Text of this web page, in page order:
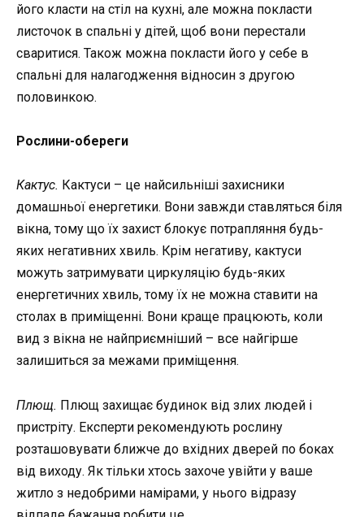
його класти на стіл на кухні, але можна покласти
листочок в спальні у дітей, щоб вони перестали
сваритися. Також можна покласти його у себе в
спальні для налагодження відносин з другою
половинкою.
Рослини-обереги
Кактус. Кактуси – це найсильніші захисники
домашньої енергетики. Вони завжди ставляться біля
вікна, тому що їх захист блокує потрапляння будь-
яких негативних хвиль. Крім негативу, кактуси
можуть затримувати циркуляцію будь-яких
енергетичних хвиль, тому їх не можна ставити на
столах в приміщенні. Вони краще працюють, коли
вид з вікна не найприємніший – все найгірше
залишиться за межами приміщення.
Плющ. Плющ захищає будинок від злих людей і
пристріту. Експерти рекомендують рослину
розташовувати ближче до вхідних дверей по боках
від виходу. Як тільки хтось захоче увійти у ваше
житло з недобрими намірами, у нього відразу